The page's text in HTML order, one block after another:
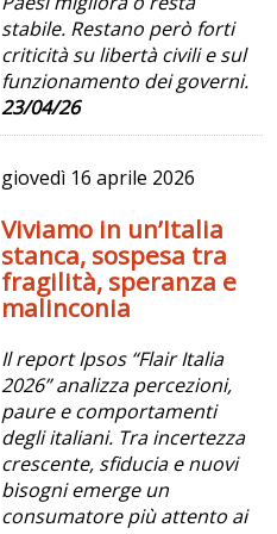
stabile. Restano però forti
criticità su libertà civili e sul
funzionamento dei governi.
23/04/26
giovedì 16 aprile 2026
Viviamo in un’Italia
stanca, sospesa tra
fragilità, speranza e
malinconia
Il report Ipsos “Flair Italia
2026” analizza percezioni,
paure e comportamenti
degli italiani. Tra incertezza
crescente, sfiducia e nuovi
bisogni emerge un
consumatore più attento ai